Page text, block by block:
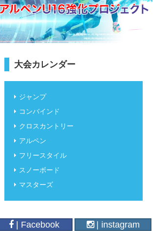
大会カレンダー
ジャンプ
コンバインド
クロスカントリー
アルペン
フリースタイル
スノーボード
マスターズ
| Facebook | instagram